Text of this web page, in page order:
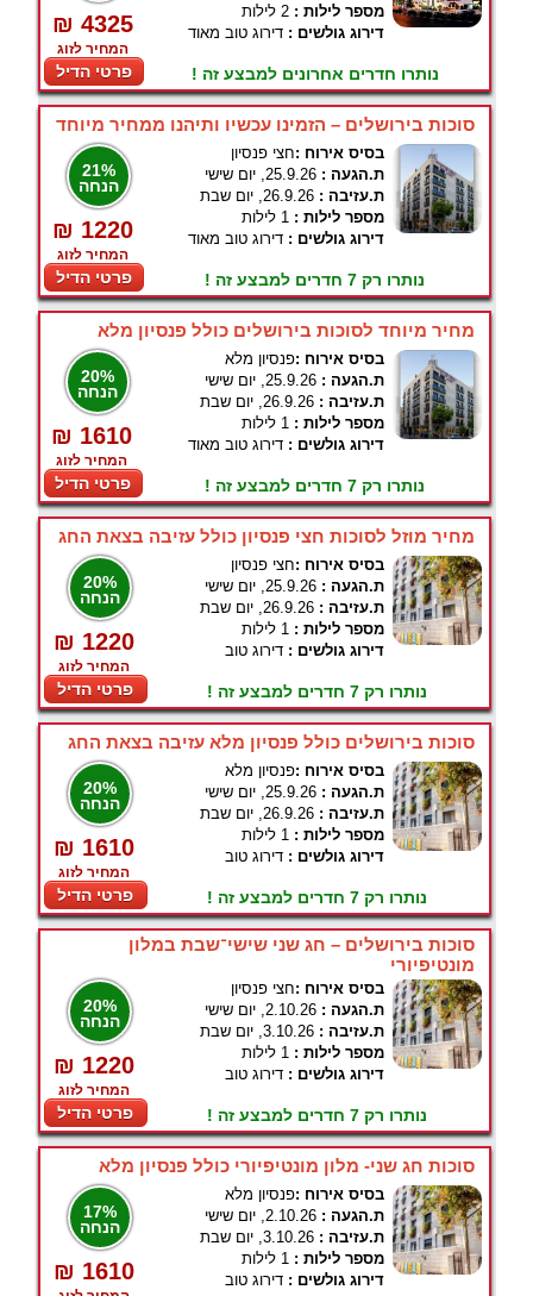
₪ 4325
המחיר לזוג
פרטי הדיל
מספר לילות : 2 לילות
דירוג גולשים : דירוג טוב מאוד
נותרו חדרים אחרונים למבצע זה !
סוכות בירושלים – הזמינו עכשיו ותיהנו ממחיר מיוחד
21%
הנחה
₪ 1220
המחיר לזוג
פרטי הדיל
בסיס אירוח :חצי פנסיון
ת.הגעה : 25.9.26, יום שישי
ת.עזיבה : 26.9.26, יום שבת
מספר לילות : 1 לילות
דירוג גולשים : דירוג טוב מאוד
נותרו רק 7 חדרים למבצע זה !
מחיר מיוחד לסוכות בירושלים כולל פנסיון מלא
20%
הנחה
₪ 1610
המחיר לזוג
פרטי הדיל
בסיס אירוח :פנסיון מלא
ת.הגעה : 25.9.26, יום שישי
ת.עזיבה : 26.9.26, יום שבת
מספר לילות : 1 לילות
דירוג גולשים : דירוג טוב מאוד
נותרו רק 7 חדרים למבצע זה !
מחיר מוזל לסוכות חצי פנסיון כולל עזיבה בצאת החג
20%
הנחה
₪ 1220
המחיר לזוג
פרטי הדיל
בסיס אירוח :חצי פנסיון
ת.הגעה : 25.9.26, יום שישי
ת.עזיבה : 26.9.26, יום שבת
מספר לילות : 1 לילות
דירוג גולשים : דירוג טוב
נותרו רק 7 חדרים למבצע זה !
סוכות בירושלים כולל פנסיון מלא עזיבה בצאת החג
20%
הנחה
₪ 1610
המחיר לזוג
פרטי הדיל
בסיס אירוח :פנסיון מלא
ת.הגעה : 25.9.26, יום שישי
ת.עזיבה : 26.9.26, יום שבת
מספר לילות : 1 לילות
דירוג גולשים : דירוג טוב
נותרו רק 7 חדרים למבצע זה !
סוכות בירושלים – חג שני שישי־שבת במלון
מונטיפיורי
20%
הנחה
₪ 1220
המחיר לזוג
פרטי הדיל
בסיס אירוח :חצי פנסיון
ת.הגעה : 2.10.26, יום שישי
ת.עזיבה : 3.10.26, יום שבת
מספר לילות : 1 לילות
דירוג גולשים : דירוג טוב
נותרו רק 7 חדרים למבצע זה !
סוכות חג שני- מלון מונטיפיורי כולל פנסיון מלא
17%
הנחה
₪ 1610
בסיס אירוח :פנסיון מלא
ת.הגעה : 2.10.26, יום שישי
ת.עזיבה : 3.10.26, יום שבת
מספר לילות : 1 לילות
דירוג גולשים : דירוג טוב